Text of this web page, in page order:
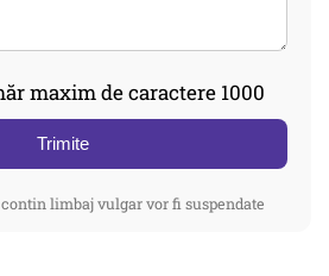
maxim de caractere 1000
Trimite
limbaj vulgar vor fi suspendate